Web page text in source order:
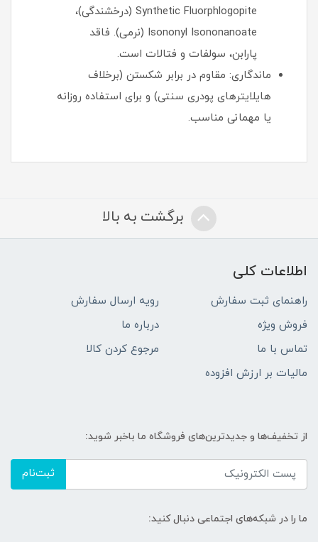
Synthetic Fluorphlogopite (درخشندگی)،
Isononyl Isononanoate (نرمی). فاقد
پارابن، سولفات و فتالات است.
ماندگاری: مقاوم در برابر شکستن (برخلاف
هایلایترهای پودری سنتی) و برای استفاده روزانه
یا مهمانی مناسب.
برگشت به بالا
اطلاعات کلی
راهنمای ثبت سفارش
رویه ارسال سفارش
فروش ویژه
درباره ما
تماس با ما
مرجوع کردن کالا
مالیات بر ارزش افزوده
از تخفیف‌ها و جدیدترین‌های فروشگاه ما باخبر شوید:
ثبت‌نام
ما را در شبکه‌های اجتماعی دنبال کنید: